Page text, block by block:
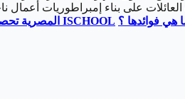
على بناء إمبراطوريات أعمال
هي فوائدها ؟ ISCHOOL